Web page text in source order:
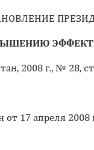
2008 г., № 28,
от 17 апреля